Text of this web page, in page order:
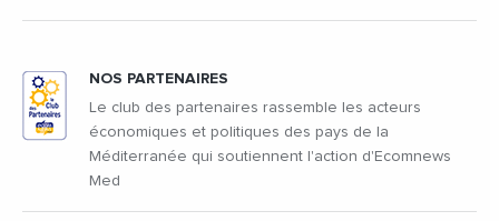
NOS PARTENAIRES
Le club des partenaires rassemble les acteurs
économiques et politiques des pays de la
Méditerranée qui soutiennent l'action d'Ecomnews
Med